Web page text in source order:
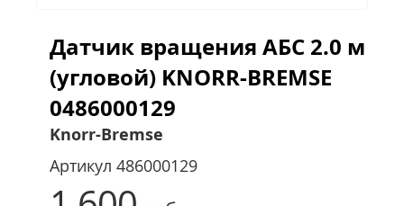
Датчик вращения АБС 2.0 м
(угловой) KNORR-BREMSE
0486000129
Knorr-Bremse
Артикул 486000129